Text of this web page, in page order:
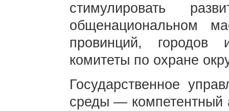
стимулировать
общенациональном
провинций,
комитеты по охране
Государственное
среды — компетентный